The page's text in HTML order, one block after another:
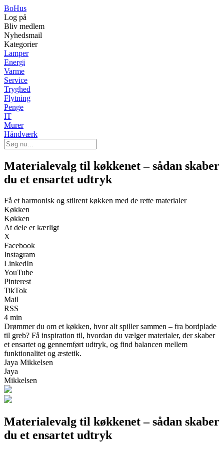
BoHus
Log på
Bliv medlem
Nyhedsmail
Kategorier
Lamper
Energi
Varme
Service
Tryghed
Flytning
Penge
IT
Murer
Håndværk
Materialevalg til køkkenet – sådan skaber
du et ensartet udtryk
Få et harmonisk og stilrent køkken med de rette materialer
Køkken
Køkken
At dele er kærligt
X
Facebook
Instagram
LinkedIn
YouTube
Pinterest
TikTok
Mail
RSS
4 min
Drømmer du om et køkken, hvor alt spiller sammen – fra bordplade
til greb? Få inspiration til, hvordan du vælger materialer, der skaber
et ensartet og gennemført udtryk, og find balancen mellem
funktionalitet og æstetik.
Jaya Mikkelsen
Jaya
Mikkelsen
Materialevalg til køkkenet – sådan skaber
du et ensartet udtryk